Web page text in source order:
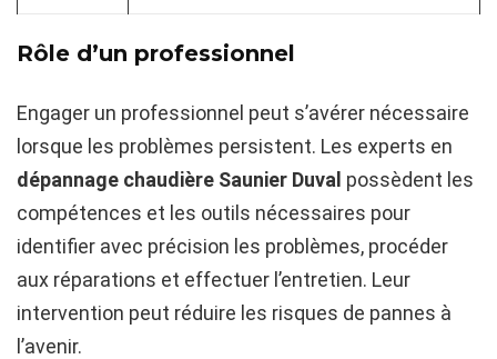
Rôle d’un professionnel
Engager un professionnel peut s’avérer nécessaire
lorsque les problèmes persistent. Les experts en
dépannage chaudière Saunier Duval possèdent les
compétences et les outils nécessaires pour
identifier avec précision les problèmes, procéder
aux réparations et effectuer l’entretien. Leur
intervention peut réduire les risques de pannes à
l’avenir.